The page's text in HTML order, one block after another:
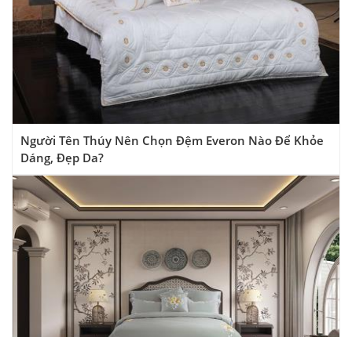
Người Tên Thúy Nên Chọn Đệm Everon Nào Để Khỏe
Dáng, Đẹp Da?